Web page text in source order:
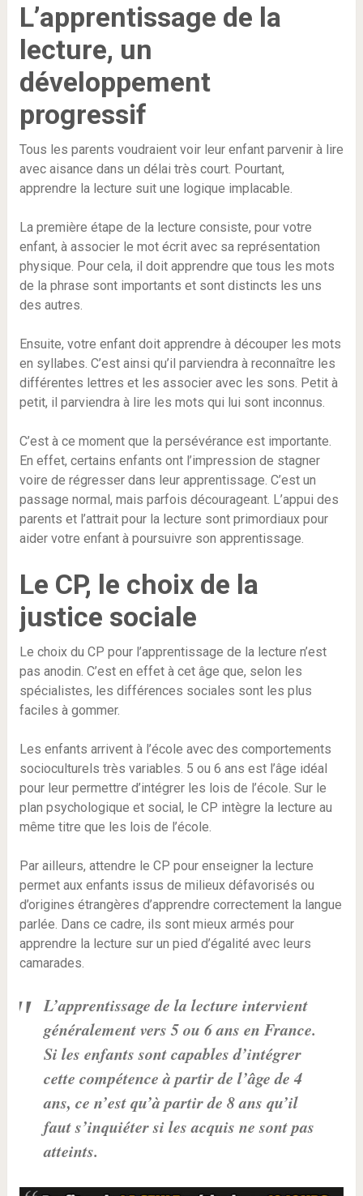
L’apprentissage de la
lecture, un
développement
progressif
Tous les parents voudraient voir leur enfant parvenir à lire
avec aisance dans un délai très court. Pourtant,
apprendre la lecture suit une logique implacable.
La première étape de la lecture consiste, pour votre
enfant, à associer le mot écrit avec sa représentation
physique. Pour cela, il doit apprendre que tous les mots
de la phrase sont importants et sont distincts les uns
des autres.
Ensuite, votre enfant doit apprendre à découper les mots
en syllabes. C’est ainsi qu’il parviendra à reconnaître les
différentes lettres et les associer avec les sons. Petit à
petit, il parviendra à lire les mots qui lui sont inconnus.
C’est à ce moment que la persévérance est importante.
En effet, certains enfants ont l’impression de stagner
voire de régresser dans leur apprentissage. C’est un
passage normal, mais parfois décourageant. L’appui des
parents et l’attrait pour la lecture sont primordiaux pour
aider votre enfant à poursuivre son apprentissage.
Le CP, le choix de la
justice sociale
Le choix du CP pour l’apprentissage de la lecture n’est
pas anodin. C’est en effet à cet âge que, selon les
spécialistes, les différences sociales sont les plus
faciles à gommer.
Les enfants arrivent à l’école avec des comportements
socioculturels très variables. 5 ou 6 ans est l’âge idéal
pour leur permettre d’intégrer les lois de l’école. Sur le
plan psychologique et social, le CP intègre la lecture au
même titre que les lois de l’école.
Par ailleurs, attendre le CP pour enseigner la lecture
permet aux enfants issus de milieux défavorisés ou
d’origines étrangères d’apprendre correctement la langue
parlée. Dans ce cadre, ils sont mieux armés pour
apprendre la lecture sur un pied d’égalité avec leurs
camarades.
L’apprentissage de la lecture intervient
généralement vers 5 ou 6 ans en France.
Si les enfants sont capables d’intégrer
cette compétence à partir de l’âge de 4
ans, ce n’est qu’à partir de 8 ans qu’il
faut s’inquiéter si les acquis ne sont pas
atteints.